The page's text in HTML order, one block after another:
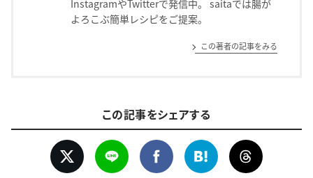
InstagramやTwitterで発信中。 saitaでは腸が
よろこぶ簡単レシピをご提案。
この著者の記事をみる
この記事をシェアする